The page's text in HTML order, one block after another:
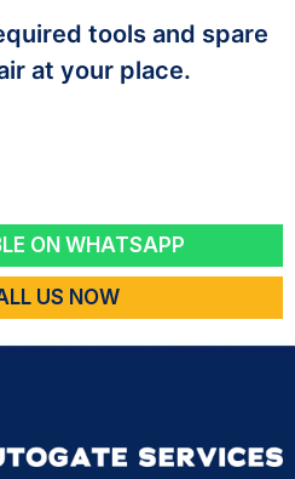
tools and spare
at your place.
ON WHATSAPP
US NOW